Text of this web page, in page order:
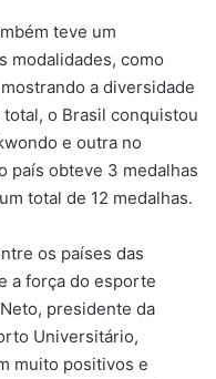
teve um
modalidades, como
a diversidade
o Brasil conquistou
e outra no
país obteve 3 medalhas
total de 12 medalhas.
os países das
a força do esporte
presidente da
Universitário,
muito positivos e